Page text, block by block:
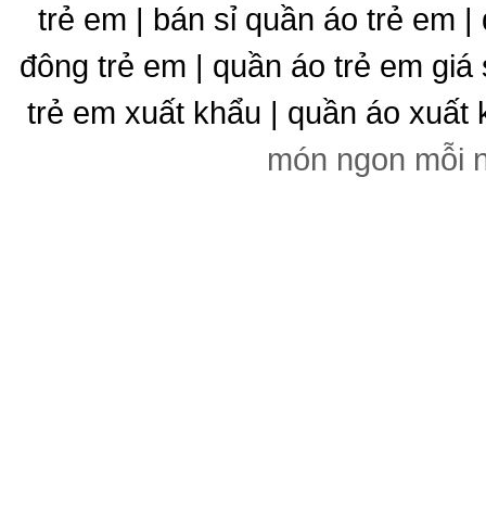
trẻ em | bán sỉ quần áo trẻ em
đông trẻ em | quần áo trẻ em
trẻ em xuất khẩu | quần áo xuất
món ngon mỗi